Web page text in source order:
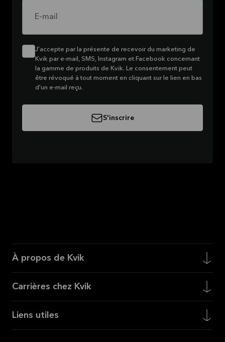
E-mail
J'accepte par la présente de recevoir du marketing de
Kvik par e-mail, SMS, Instagram et Facebook concernant
la gamme de produits de Kvik. Le consentement peut
être révoqué à tout moment en cliquant sur le lien en bas
d'un e-mail reçu.
S'inscrire
À propos de Kvik
Carrières chez Kvik
Liens utiles